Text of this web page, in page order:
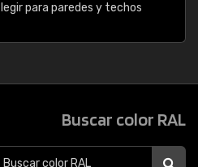
para paredes y techos
Buscar color RAL